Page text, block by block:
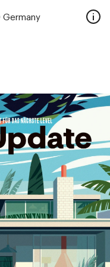
Facebook
Germany